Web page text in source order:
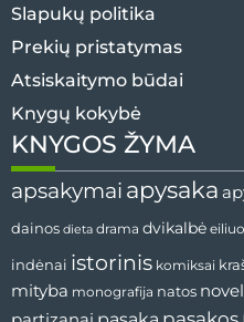
Slapukų politika
Prekių pristatymas
Atsiskaitymo būdai
Knygų kokybė
KNYGOS ŽYMA
apsakymai apysaka
dainos dieta drama dvikalbė
indėnai istorinis komiksai
mityba monografija natos